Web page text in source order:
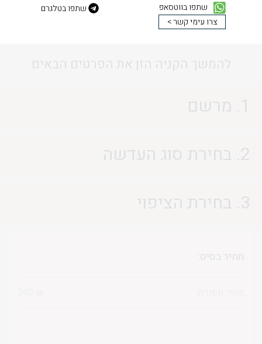
שתפו בווטסאפ
שתפו בטלגרם
צרו עימי קשר >
להמשך הקניה הזן את הפרטים הבאים
1. מרשם
2. בחירת סוג העדשה
3. בחירת הציפוי
מחיר בסיס: